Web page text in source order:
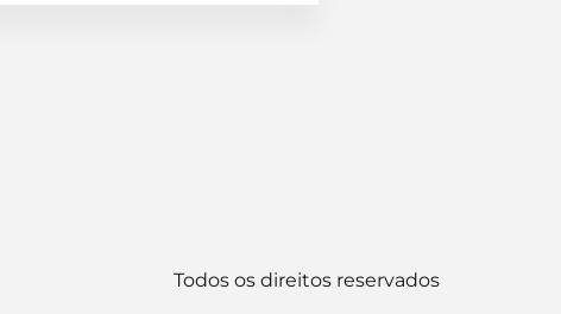
Todos os direitos reservados